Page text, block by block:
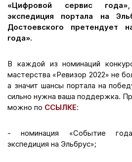
«Цифровой сервис
экспедиция портала на
Достоевского претендует
года».
В каждой из номинаций
мастерства «Ревизор 2022» не
а значит шансы портала на
сильно нужна ваша поддержка.
можно по ССЫЛКЕ:
- номинация «Событие
экспедиция на Эльбрус»;